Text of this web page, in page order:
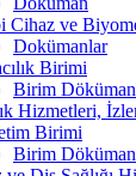
Cihaz ve
Dokümanlar
Birimi
Birim
Hizmetleri,
Birimi
Birim